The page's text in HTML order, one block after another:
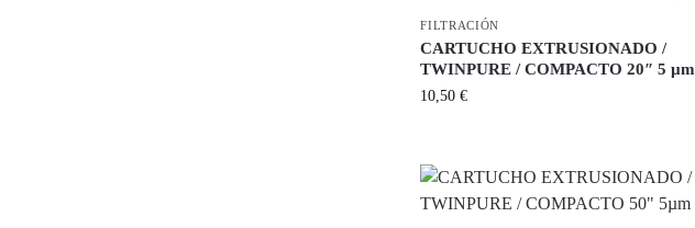
FILTRACIÓN
CARTUCHO EXTRUSIONADO /
TWINPURE / COMPACTO 20″ 5 µm
10,50€